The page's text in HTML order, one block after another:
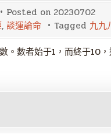
Posted on 20230702
, 談運論命 Tagged 九九
。數者始于1，而終于10